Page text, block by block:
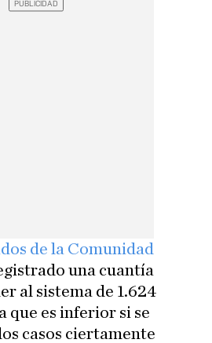
de la Comunidad
una cuantía
al sistema de 1.624
que es inferior si se
casos ciertamente